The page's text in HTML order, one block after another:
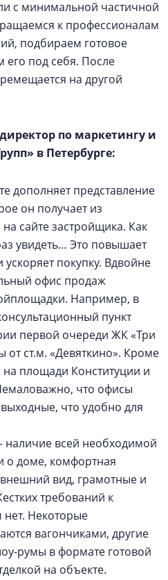
с минимальной частичной
к профессионалам
подбираем готовое
его под себя. После
на другой
по маркетингу и
в Петербурге:
дополняет представление
он получает из
сайте застройщика. Как
увидеть… Это повышает
покупку. Вдвойне
офис продаж
Например, в
пункт
первой очереди ЖК «Три
от ст.м. «Девяткино». Кроме
площади Конституции и
что офисы
что удобно для
всей необходимой
о доме, комфортная
вид, грамотные и
требований к
Некоторые
вагончиками, другие
румы в формате готовой
на объекте.